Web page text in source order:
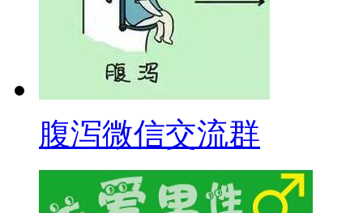
腹泻微信交流群